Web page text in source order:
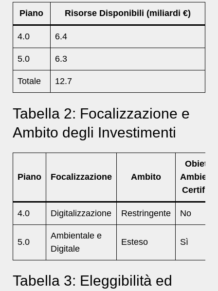
Piano Risorse Disponibili (miliardi €)
4.0 6.4
5.0 6.3
Totale 12.7
Tabella 2: Focalizzazione e
Ambito degli Investimenti
Piano Focalizzazione Ambito
4.0 Digitalizzazione Restringente No
5.0
Ambientale e
Digitale
Esteso Sì
Tabella 3: Eleggibilità ed